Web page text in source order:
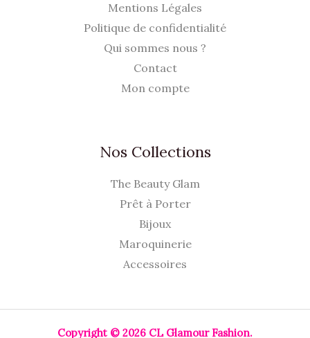
Mentions Légales
Politique de confidentialité
Qui sommes nous ?
Contact
Mon compte
Nos Collections
The Beauty Glam
Prêt à Porter
Bijoux
Maroquinerie
Accessoires
Copyright © 2026 CL Glamour Fashion.